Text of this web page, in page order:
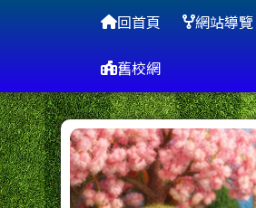
桃園市蘆竹區
導覽列 回首頁 網站導覽
舊校網